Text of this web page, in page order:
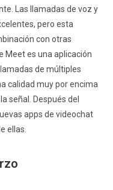
Las llamadas de voz y
pero esta
con otras
Meet es una aplicación
de múltiples
calidad muy por encima
señal. Después del
apps de videochat
ellas.